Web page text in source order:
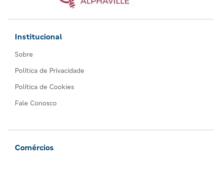
Institucional
Sobre
Política de Privacidade
Política de Cookies
Fale Conosco
Comércios